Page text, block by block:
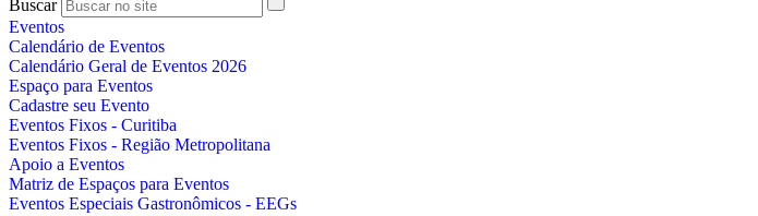
Buscar
Eventos
Calendário de Eventos
Calendário Geral de Eventos 2026
Espaço para Eventos
Cadastre seu Evento
Eventos Fixos - Curitiba
Eventos Fixos - Região Metropolitana
Apoio a Eventos
Matriz de Espaços para Eventos
Eventos Especiais Gastronômicos - EEGs